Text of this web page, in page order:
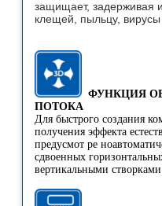
защищает, задерживая
клещей, пыльцу, вирусы
ФУНКЦИЯ
ПОТОКА
Для быстрого создания
получения эффекта
предусмот ре
сдвоенных
вертикальными створками.